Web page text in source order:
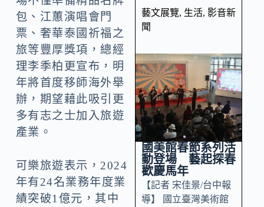
包、江蕙演唱會門
票、奢華泰國祈福之
旅等豐厚獎項，總經
理李季柏更宣布，明
年將首度移師海外舉
辦，期望藉此吸引更
多有志之士加入旅遊
產業。
可樂旅遊表示，2024
年有24名業務年度業
績突破1億元，其中
藝文展覽, 生活, 影音新
聞
國美館春節系列活
動登場 藝起探春
歡慶馬年
【記者 宋佳景/台中報
導】 國立臺灣美術館